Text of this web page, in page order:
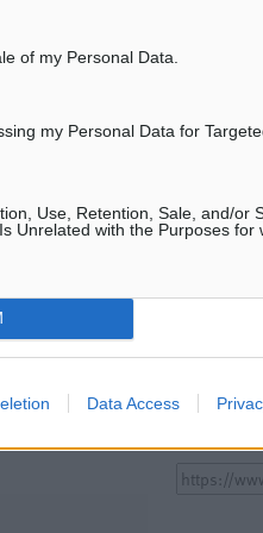
of my Personal Data.
my Personal Data for
Use, Retention, Sale, and/or
Unrelated with the Purposes for
Data Access
07.08.26 ·
υιοθετεί
δεν τηρούν
είδησης
άρθρο